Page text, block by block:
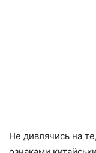
Не дивлячись на